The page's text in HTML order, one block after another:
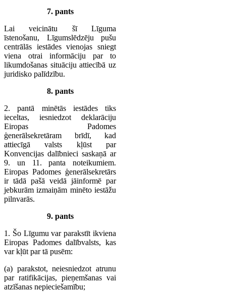
7. pants
Lai veicinātu šī Līguma
īstenošanu, Līgumslēdzēju pušu
centrālās iestādes vienojas sniegt
viena otrai informāciju par to
likumdošanas situāciju attiecībā uz
juridisko palīdzību.
8. pants
2. pantā minētās iestādes tiks
ieceltas, iesniedzot deklarāciju
Eiropas Padomes
ģenerālsekretāram brīdī, kad
attiecīgā valsts kļūst par
Konvencijas dalībnieci saskaņā ar
9. un 11. panta noteikumiem.
Eiropas Padomes ģenerālsekretārs
ir tādā pašā veidā jāinformē par
jebkurām izmaiņām minēto iestāžu
pilnvarās.
9. pants
1. Šo Līgumu var parakstīt ikviena
Eiropas Padomes dalībvalsts, kas
var kļūt par tā pusēm:
(a) parakstot, neiesniedzot atrunu
par ratifikācijas, pieņemšanas vai
atzīšanas nepieciešamību;